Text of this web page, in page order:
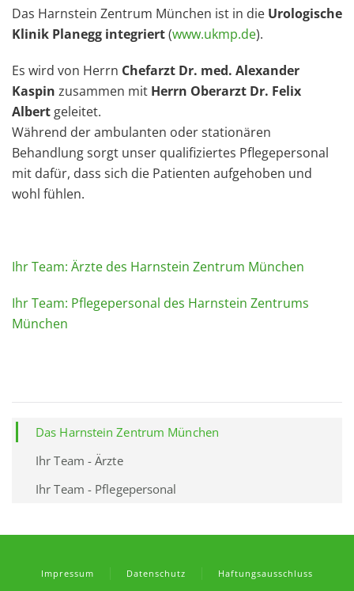
Das Harnstein Zentrum München ist in die Urologische
Klinik Planegg integriert(www.ukmp.de).
Es wird von Herrn Chefarzt Dr. med. Alexander
Kaspin zusammen mit Herrn Oberarzt Dr. Felix
Albert geleitet.
Während der ambulanten oder stationären
Behandlung sorgt unser qualifiziertes Pflegepersonal
mit dafür, dass sich die Patienten aufgehoben und
wohl fühlen.
Ihr Team: Ärzte des Harnstein Zentrum München
Ihr Team: Pflegepersonal des Harnstein Zentrums
München
Das Harnstein Zentrum München
Ihr Team - Ärzte
Ihr Team - Pflegepersonal
Impressum Datenschutz Haftungsausschluss